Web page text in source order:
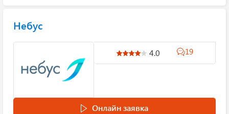
Небус
4.0 19
Онлайн заявка